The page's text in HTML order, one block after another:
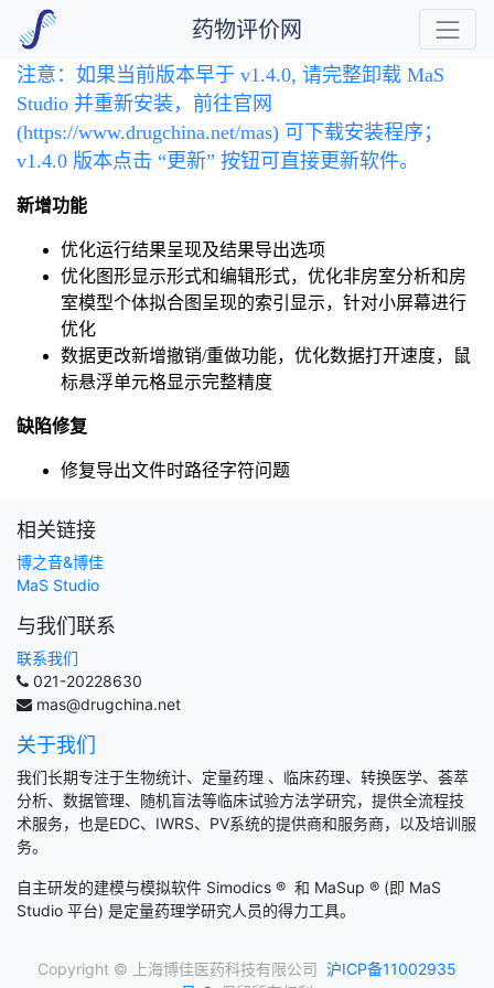
药物评价网
注意：如果当前版本早于 v1.4.0, 请完整卸载 MaS
Studio 并重新安装，前往官网
(https://www.drugchina.net/mas) 可下载安装程序；
v1.4.0 版本点击 “更新” 按钮可直接更新软件。
新增功能
优化运行结果呈现及结果导出选项
优化图形显示形式和编辑形式，优化非房室分析和房
室模型个体拟合图呈现的索引显示，针对小屏幕进行
优化
数据更改新增撤销/重做功能，优化数据打开速度，鼠
标悬浮单元格显示完整精度
缺陷修复
修复导出文件时路径字符问题
相关链接
博之音&博佳
MaS Studio
与我们联系
联系我们
021-20228630
mas@drugchina.net
关于我们
我们长期专注于生物统计、定量药理 、临床药理、转换医学、荟萃
分析、数据管理、随机盲法等临床试验方法学研究，提供全流程技
术服务，也是EDC、IWRS、PV系统的提供商和服务商，以及培训服
务。
自主研发的建模与模拟软件 Simodics ® 和 MaSup ® (即 MaS
Studio 平台) 是定量药理学研究人员的得力工具。
Copyright © 上海博佳医药科技有限公司 沪ICP备11002935